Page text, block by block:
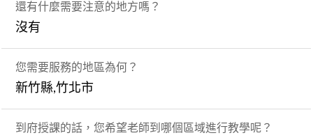
還有什麼需要注意的地方嗎？
沒有
您需要服務的地區為何？
新竹縣,竹北市
到府授課的話，您希望老師到哪個區域進行教學呢？